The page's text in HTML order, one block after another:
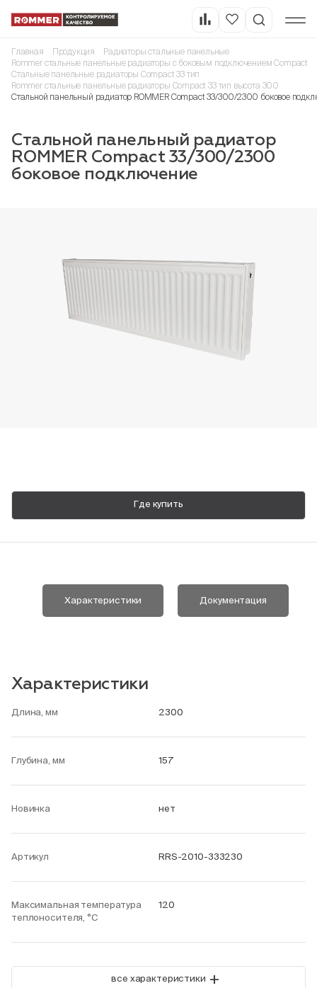
Главная Продукция
Радиаторы стальные панельные
Rommer стальные панельные радиаторы с боковым подключением Compact
Стальные панельные радиаторы Compact 33 тип
Rommer стальные панельные радиаторы Compact 33 тип высота 300
Стальной панельный радиатор ROMMER Compact 33/300/2300 боковое
Стальной панельный радиатор
ROMMER Compact 33/300/2300
боковое подключение
Где купить
Характеристики Документация
Характеристики
Длина, мм 2300
Глубина, мм 157
Новинка нет
Артикул RRS-2010-333230
Максимальная температура
теплоносителя, °С
120
все характеристики +